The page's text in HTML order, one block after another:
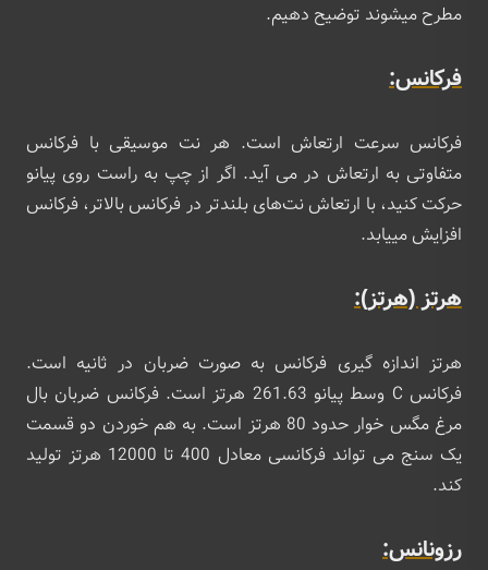
مطرح میشوند توضیح دهیم.
فرکانس:
فرکانس سرعت ارتعاش است. هر نت موسیقی با فرکانس
متفاوتی به ارتعاش در می آید. اگر از چپ به راست روی پیانو
حرکت کنید، با ارتعاش نت‌های بلندتر در فرکانس بالاتر، فرکانس
افزایش مییابد.
هرتز (هرتز):
هرتز اندازه گیری فرکانس به صورت ضربان در ثانیه است.
فرکانس C وسط پیانو 261.63 هرتز است. فرکانس ضربان بال
مرغ مگس خوار حدود 80 هرتز است. به هم خوردن دو قسمت
یک سنج می تواند فرکانسی معادل 400 تا 12000 هرتز تولید
کند.
رزونانس: